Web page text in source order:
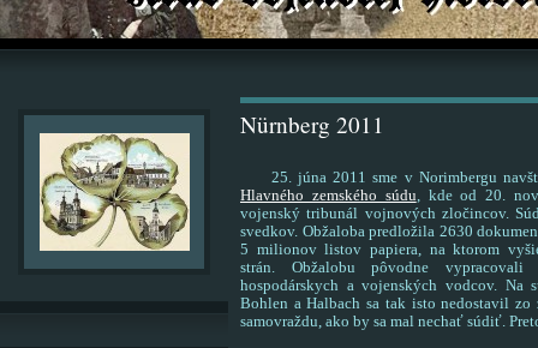
Nürnberg 2011
25. júna 2011 sme v Norimbergu
Hlavného zemského súdu, kde od 20.
vojenský tribunál vojnových zločincov.
svedkov. Obžaloba predložila 2630
5 milionov listov papiera, na ktorom
strán. Obžalobu pôvodne
hospodárskych a vojenských vodcov.
Bohlen a Halbach sa tak isto nedostavil
samovraždu, ako by sa mal nechať súdiť.